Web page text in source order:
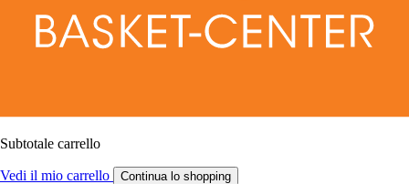
Subtotale carrello
Vedi il mio carrello Continua lo shopping